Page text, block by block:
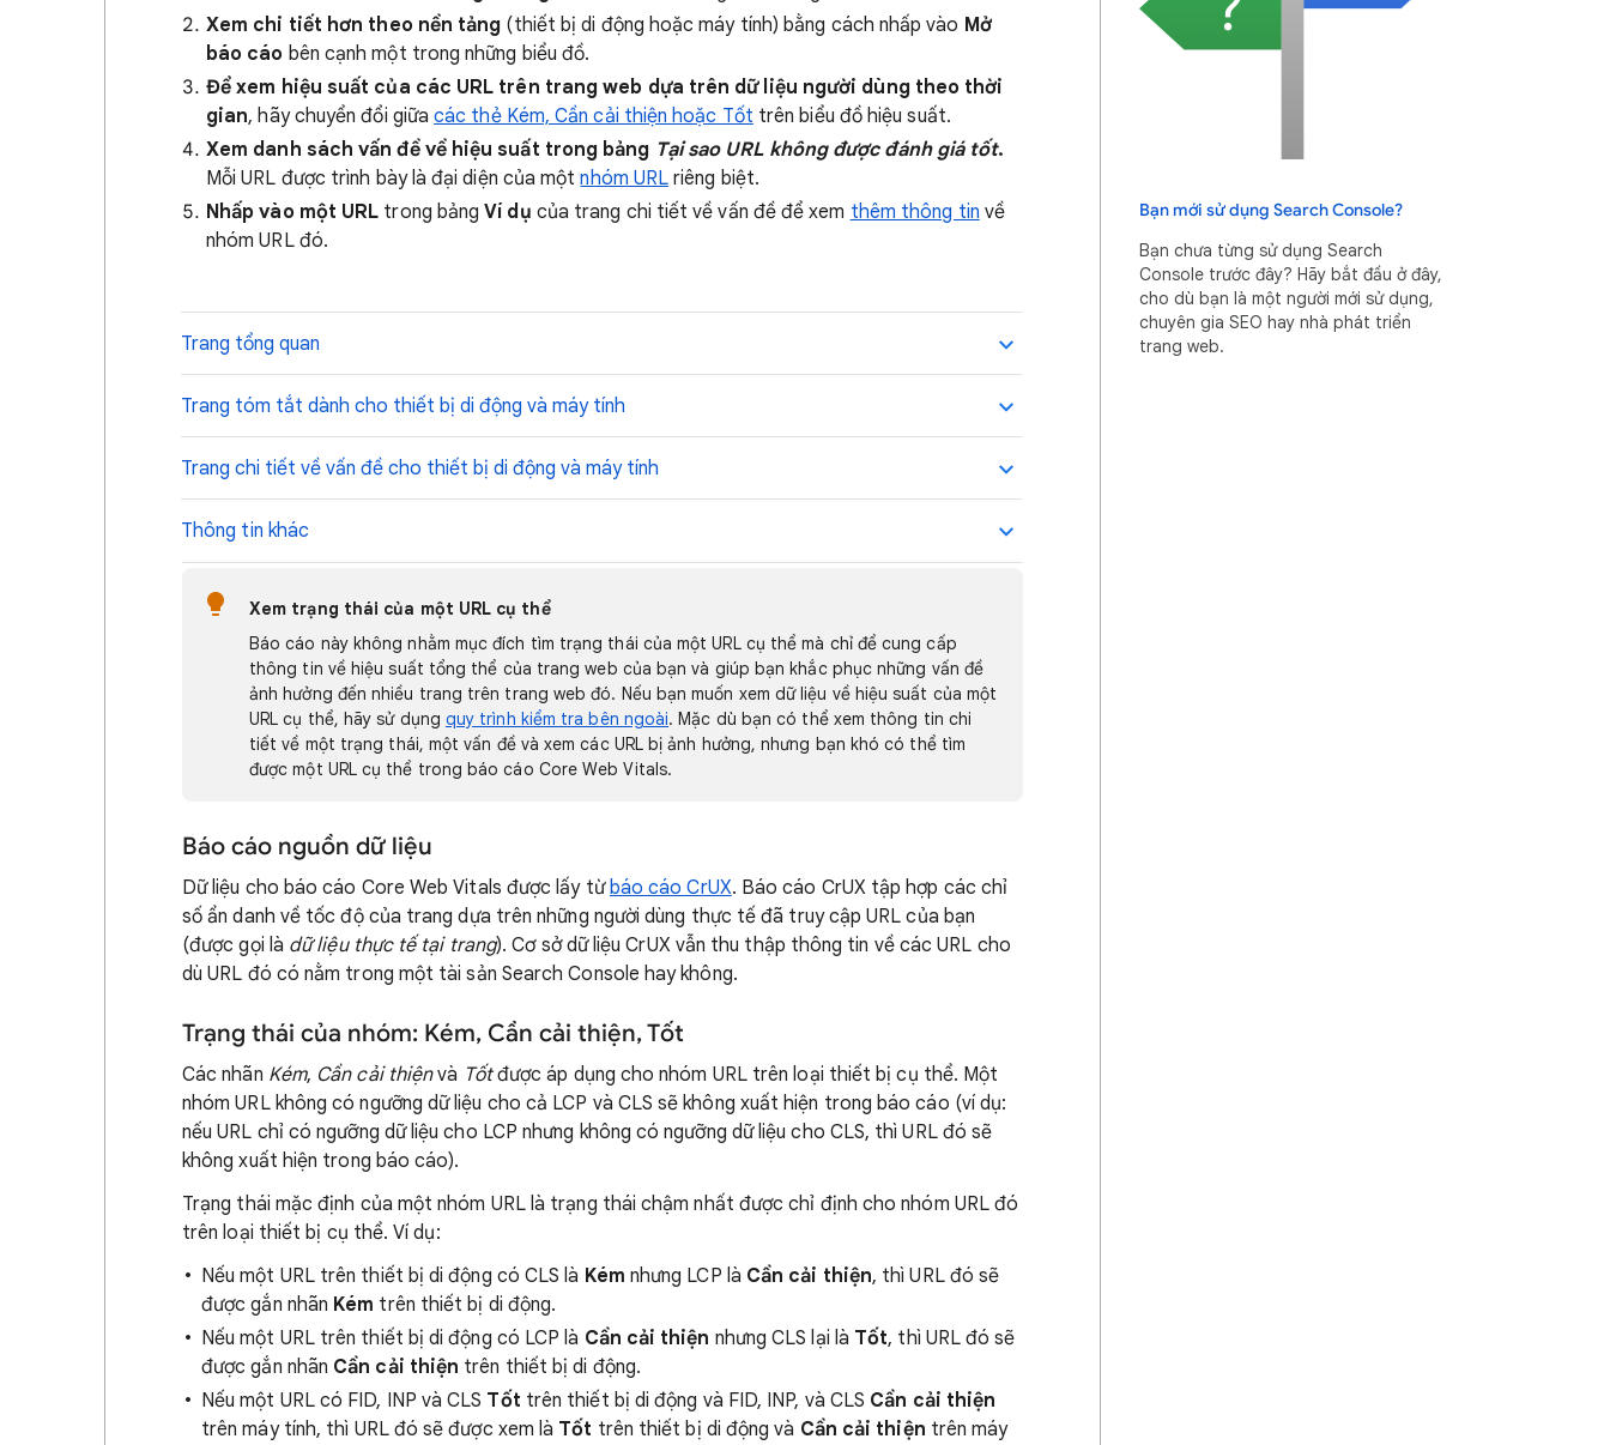
Xem chi tiết hơn theo nền tảng (thiết bị di động hoặc máy tính) bằng cách nhấp vào Mở
báo cáo bên cạnh một trong những biểu đồ.
Để xem hiệu suất của các URL trên trang web dựa trên dữ liệu người dùng theo thời
gian, hãy chuyển đổi giữacác thẻ Kém, Cần cải thiện hoặc Tốt trên biểu đồ hiệu suất.
Xem danh sách vấn đề về hiệu suất trong bảng Tại sao URL không được đánh giá tốt.
Mỗi URL được trình bày là đại diện của mộtnhóm URL riêng biệt.
Nhấp vào một URL trong bảngVí dụ của trang chi tiết về vấn đề để xem thêm thông tin về
nhóm URL đó.
Trang tổng quan
Trang tóm tắt dành cho thiết bị di động và máy tính
Trang chi tiết về vấn đề cho thiết bị di động và máy tính
Thông tin khác
Xem trạng thái của một URL cụ thể
Báo cáo này không nhằm mục đích tìm trạng thái của một URL cụ thể mà chỉ để cung cấp
thông tin về hiệu suất tổng thể của trang web của bạn và giúp bạn khắc phục những vấn đề
ảnh hưởng đến nhiều trang trên trang web đó. Nếu bạn muốn xem dữ liệu về hiệu suất của một
URL cụ thể, hãy sử dụng quy trình kiểm tra bên ngoài. Mặc dù bạn có thể xem thông tin chi
tiết về một trạng thái, một vấn đề và xem các URL bị ảnh hưởng, nhưng bạn khó có thể tìm
được một URL cụ thể trong báo cáo Core Web Vitals.
Báo cáo nguồn dữ liệu
Dữ liệu cho báo cáo Core Web Vitals được lấy từbáo cáo CrUX. Báo cáo CrUX tập hợp các chỉ
số ẩn danh về tốc độ của trang dựa trên những người dùng thực tế đã truy cập URL của bạn
(được gọi là dữ liệu thực tế tại trang). Cơ sở dữ liệu CrUX vẫn thu thập thông tin về các URL cho
dù URL đó có nằm trong một tài sản Search Console hay không.
Trạng thái của nhóm: Kém, Cần cải thiện, Tốt
Các nhãn Kém, Cần cải thiệnvà Tốtđược áp dụng cho nhóm URL trên loại thiết bị cụ thể. Một
nhóm URL không có ngưỡng dữ liệu cho cả LCP và CLS sẽ không xuất hiện trong báo cáo (ví dụ:
nếu URL chỉ có ngưỡng dữ liệu cho LCP nhưng không có ngưỡng dữ liệu cho CLS, thì URL đó sẽ
không xuất hiện trong báo cáo).
Trạng thái mặc định của một nhóm URL là trạng thái chậm nhất được chỉ định cho nhóm URL đó
trên loại thiết bị cụ thể. Ví dụ:
Nếu một URL trên thiết bị di động có CLS là Kém nhưng LCP là Cần cải thiện, thì URL đó sẽ
được gắn nhãn Kém trên thiết bị di động.
Nếu một URL trên thiết bị di động có LCP là Cần cải thiện nhưng CLS lại là Tốt, thì URL đó sẽ
được gắn nhãn Cần cải thiện trên thiết bị di động.
Nếu một URL có FID, INP và CLS Tốt trên thiết bị di động và FID, INP, và CLS Cần cải thiện
trên máy tính, thì URL đó sẽ được xem là Tốt trên thiết bị di động và Cần cải thiện trên máy
Bạn mới sử dụng Search Console?
Bạn chưa từng sử dụng Search
Console trước đây? Hãy bắt đầu ở đây,
cho dù bạn là một người mới sử dụng,
chuyên gia SEO hay nhà phát triển
trang web.